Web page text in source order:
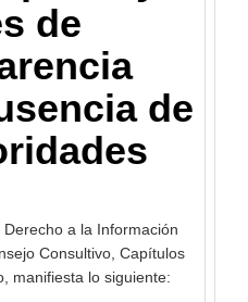
de
de
a la Información
Consultivo, Capítulos
manifiesta lo siguiente: